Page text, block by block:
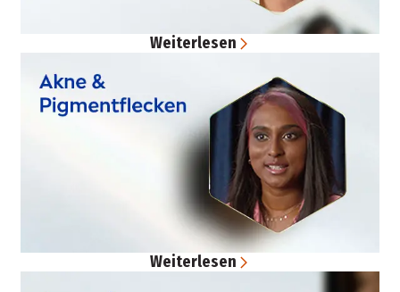
Weiterlesen
Weiterlesen